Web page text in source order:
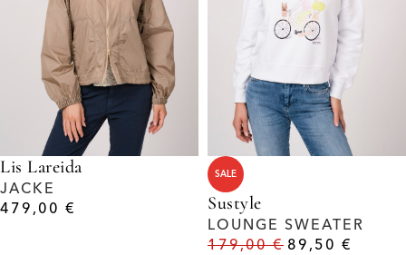
Lis Lareida
JACKE
479,00 €
SALE
Sustyle
LOUNGE SWEATER
179,00€ 89,50€